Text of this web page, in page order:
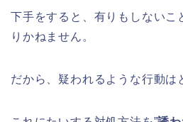
下手をすると、有りもしないこ
りかねません。
だから、疑われるような行動は